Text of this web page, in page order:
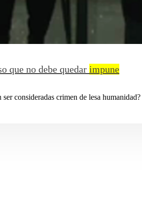
que no debe quedar impune
consideradas crimen de lesa